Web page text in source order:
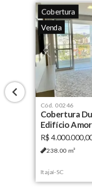
Cobertura
Venda
Cód. 00246
Cobertura
Edifício
R$
238.00 m²
Itajaí-SC